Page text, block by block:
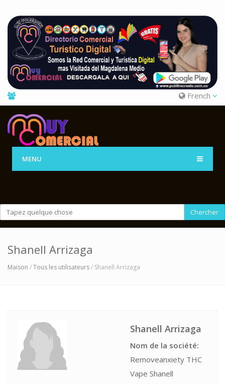
French
MENU
Chercher
Shanell Arrizaga
Maison /Tous les utilisateurs/ Shanell Arrizaga
Shanell Arrizaga
Nom de la société:
Removeanxiety THC
Vape Shanell